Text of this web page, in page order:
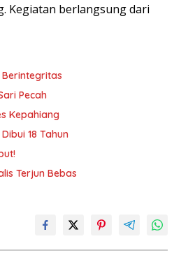
Kegiatan berlangsung dari
Pecah
Kepahiang
18 Tahun
Terjun Bebas